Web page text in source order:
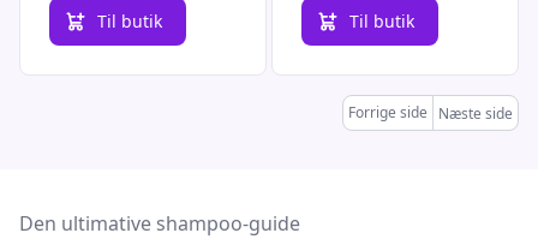
Til butik Til butik
Forrige side Næste side
Den ultimative shampoo-guide